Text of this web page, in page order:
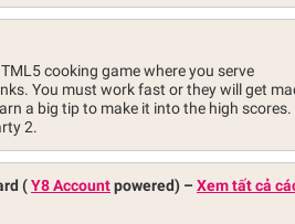
cooking game where you serve
You must work fast or they will get
a big tip to make it into the high scores.
2.
(Y8 Accountpowered) – Xem tất cả